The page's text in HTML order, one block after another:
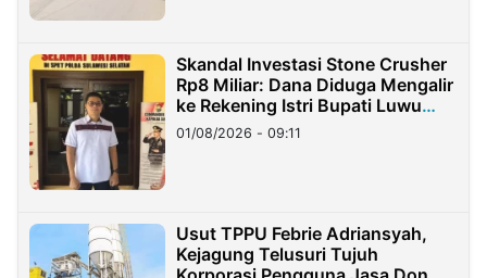
Skandal Investasi Stone Crusher
Rp8 Miliar: Dana Diduga Mengalir
ke Rekening Istri Bupati Luwu
Timur
01/08/2026 - 09:11
Usut TPPU Febrie Adriansyah,
Kejagung Telusuri Tujuh